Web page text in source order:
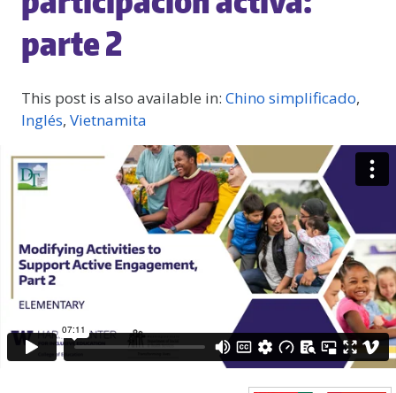
parte 2
This post is also available in: Chino simplificado
Inglés Vietnamita